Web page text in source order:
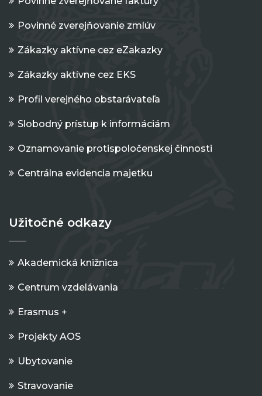
Povinné zverejňovanie zmlúv
Zákazky aktívne cez eZakazky
Zákazky aktívne cez EKS
Profil verejného obstarávateľa
Slobodný prístup k informáciám
Oznamovanie protispoločenskej činnosti
Centrálna evidencia majetku
Užitočné odkazy
Akademická knižnica
Centrum vzdelávania
Erasmus +
Projekty AOS
Ubytovanie
Stravovanie